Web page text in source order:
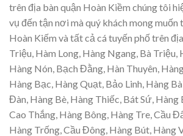
trên địa bàn quận Hoàn Kiềm chúng tôi
vụ đến tận nơi mà quý khách mong muốn
Hoàn Kiếm và tất cả cá tuyến phố trên
Triệu, Hàm Long, Hàng Ngang, Bà Triệu,
Hàng Nón, Bạch Đằng, Hàn Thuyên,
Hàng Bạc, Hàng Quạt, Bảo Linh, Hàng
Đàn, Hàng Bè, Hàng Thiếc, Bát Sứ, Hàng
Cao Thắng, Hàng Bông, Hàng Tre, Cầu
Hàng Trống, Cầu Đông, Hàng Bút, Hàng